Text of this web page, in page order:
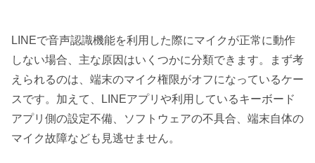
LINEで音声認識機能を利用した際にマイクが正常に動作
しない場合、主な原因はいくつかに分類できます。まず考
えられるのは、端末のマイク権限がオフになっているケー
スです。加えて、LINEアプリや利用しているキーボード
アプリ側の設定不備、ソフトウェアの不具合、端末自体の
マイク故障なども見逃せません。